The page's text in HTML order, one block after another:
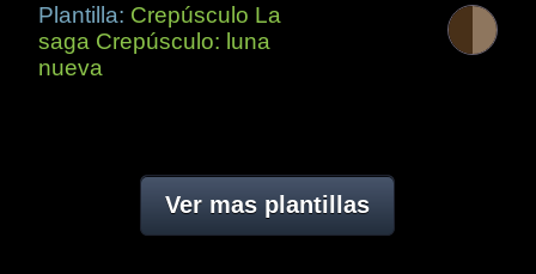
Plantilla: Crepúsculo La
saga Crepúsculo: luna
nueva
Ver mas plantillas